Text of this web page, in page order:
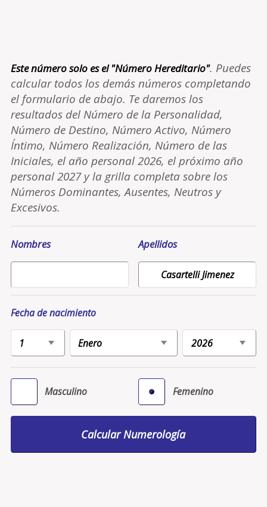
Este número solo es el "Número Hereditario". Puedes
calcular todos los demás números completando
el formulario de abajo. Te daremos los
resultados del Número de la Personalidad,
Número de Destino, Número Activo, Número
Íntimo, Número Realización, Número de las
Iniciales, el año personal 2026, el próximo año
personal 2027 y la grilla completa sobre los
Números Dominantes, Ausentes, Neutros y
Excesivos.
Nombres Apellidos
Fecha de nacimiento
Masculino Femenino